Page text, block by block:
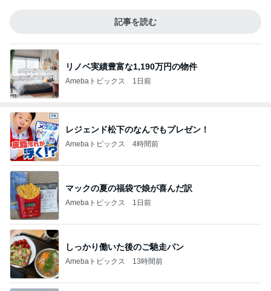
記事を読む
リノベ実績豊富な1,190万円の物件
Amebaトピックス 1日前
レジェンド松下のなんでもプレゼン！
Amebaトピックス 4時間前
マックの夏の福袋で娘が喜んだ訳
Amebaトピックス 1日前
しっかり働いた後のご馳走パン
Amebaトピックス 13時間前